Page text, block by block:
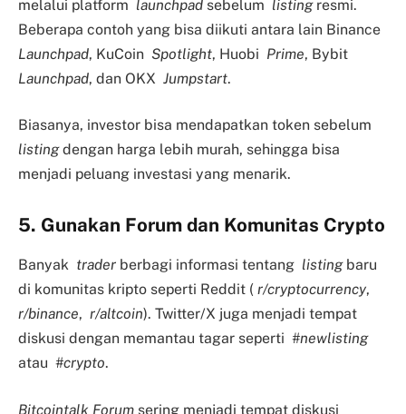
melalui platform launchpad sebelum listingresmi.
Beberapa contoh yang bisa diikuti antara lain Binance
Launchpad, KuCoin Spotlight, Huobi Prime, Bybit
Launchpad, dan OKX Jumpstart.
Biasanya, investor bisa mendapatkan token sebelum
listingdengan harga lebih murah, sehingga bisa
menjadi peluang investasi yang menarik.
5. Gunakan Forum dan Komunitas Crypto
Banyak trader berbagi informasi tentang listingbaru
di komunitas kripto seperti Reddit ( r/cryptocurrency,
r/binance, r/altcoin). Twitter/X juga menjadi tempat
diskusi dengan memantau tagar seperti #newlisting
atau #crypto.
Bitcointalk Forum sering menjadi tempat diskusi